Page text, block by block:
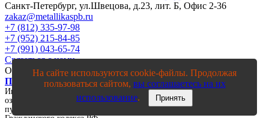
Санкт-Петербург, ул.Швецова, д.23, лит. Б, Офис 2-36
zakaz@metallikaspb.ru
+7 (812) 335-97-98
+7 (952) 215-84-85
+7 (991) 043-65-74
Связаться с нами
ООО "МЕТАЛЛИКА"2003—2026
Политика конфиденциальности
Информация на сайте, в том числе цены, носят исключительно
ознакомительный характер и ни при каких условиях не является
публичной офертой, определяемой положениями статьи 437 п.2
На сайте используются cookie-файлы. Продолжая
пользоваться сайтом, вы соглашаетесь на их
использование. Принять